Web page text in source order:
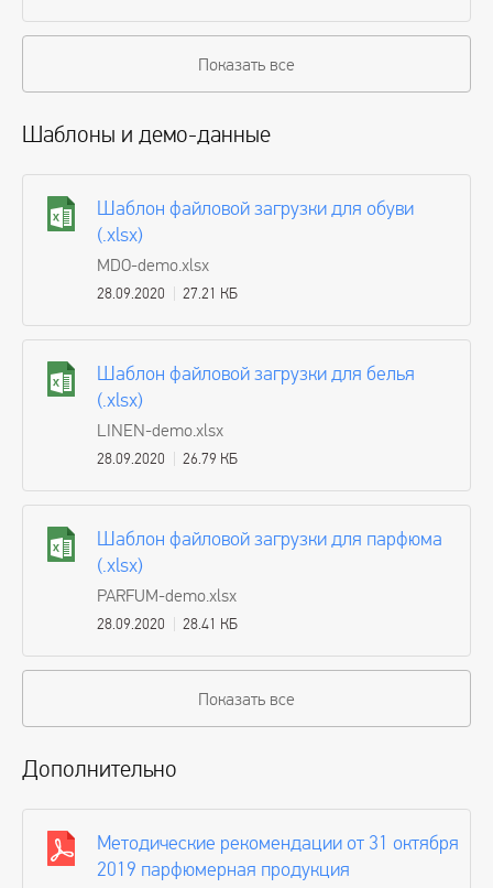
Показать все
Шаблоны и демо-данные
Шаблон файловой загрузки для обуви
(.xlsx)
MDO-demo.xlsx
28.09.2020 27.21 КБ
Шаблон файловой загрузки для белья
(.xlsx)
LINEN-demo.xlsx
28.09.2020 26.79 КБ
Шаблон файловой загрузки для парфюма
(.xlsx)
PARFUM-demo.xlsx
28.09.2020 28.41 КБ
Показать все
Дополнительно
Методические рекомендации от 31 октября
2019 парфюмерная продукция